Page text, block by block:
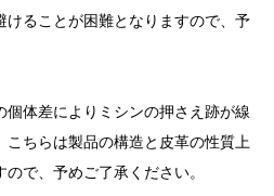
けることが困難となりますので、予
体差によりミシンの押さえ跡が線
ちらは製品の構造と皮革の性質上
で、予めご了承ください。